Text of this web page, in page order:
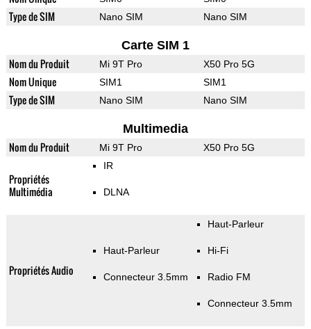
Type de SIM Nano SIM Nano SIM
Carte SIM 1
Nom du Produit Mi 9T Pro X50 Pro 5G
Nom Unique SIM1 SIM1
Type de SIM Nano SIM Nano SIM
Multimedia
Nom du Produit Mi 9T Pro X50 Pro 5G
Propriétés
Multimédia
IR
DLNA
Propriétés Audio
Haut-Parleur
Connecteur 3.5mm
Haut-Parleur
Hi-Fi
Radio FM
Connecteur 3.5mm